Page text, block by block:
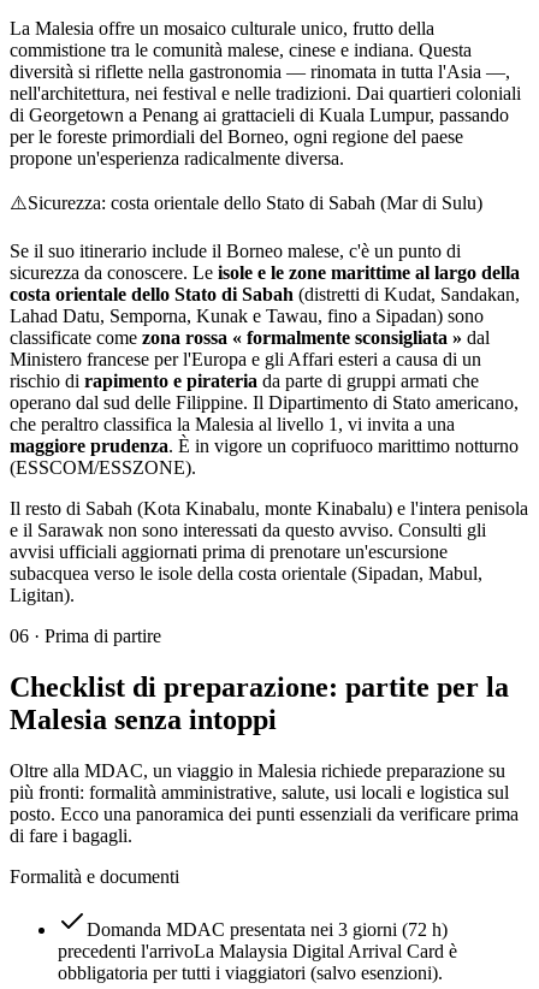
La Malesia offre un mosaico culturale unico, frutto della
commistione tra le comunità malese, cinese e indiana. Questa
diversità si riflette nella gastronomia — rinomata in tutta l'Asia —,
nell'architettura, nei festival e nelle tradizioni. Dai quartieri coloniali
di Georgetown a Penang ai grattacieli di Kuala Lumpur, passando
per le foreste primordiali del Borneo, ogni regione del paese
propone un'esperienza radicalmente diversa.
⚠️Sicurezza: costa orientale dello Stato di Sabah (Mar di Sulu)
Se il suo itinerario include il Borneo malese, c'è un punto di
sicurezza da conoscere. Le isole e le zone marittime al largo della
costa orientale dello Stato di Sabah (distretti di Kudat, Sandakan,
Lahad Datu, Semporna, Kunak e Tawau, fino a Sipadan) sono
classificate come zona rossa « formalmente sconsigliata » dal
Ministero francese per l'Europa e gli Affari esteri a causa di un
rischio di rapimento e pirateria da parte di gruppi armati che
operano dal sud delle Filippine. Il Dipartimento di Stato americano,
che peraltro classifica la Malesia al livello 1, vi invita a una
maggiore prudenza. È in vigore un coprifuoco marittimo notturno
(ESSCOM/ESSZONE).
Il resto di Sabah (Kota Kinabalu, monte Kinabalu) e l'intera penisola
e il Sarawak non sono interessati da questo avviso. Consulti gli
avvisi ufficiali aggiornati prima di prenotare un'escursione
subacquea verso le isole della costa orientale (Sipadan, Mabul,
Ligitan).
06 · Prima di partire
Checklist di preparazione: partite per la
Malesia senza intoppi
Oltre alla MDAC, un viaggio in Malesia richiede preparazione su
più fronti: formalità amministrative, salute, usi locali e logistica sul
posto. Ecco una panoramica dei punti essenziali da verificare prima
di fare i bagagli.
Formalità e documenti
Domanda MDAC presentata nei 3 giorni (72 h)
precedenti l'arrivoLa Malaysia Digital Arrival Card è
obbligatoria per tutti i viaggiatori (salvo esenzioni).